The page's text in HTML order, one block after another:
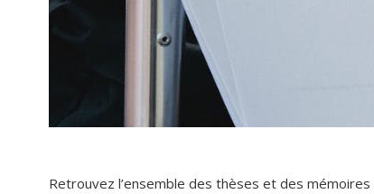
Retrouvez l’ensemble des thèses et des mémoires